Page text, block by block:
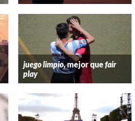
juego limpio, mejor quefair
play